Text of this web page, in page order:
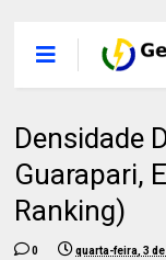
Densidade
Guarapari,
Ranking)
0 quarta-feira, 3